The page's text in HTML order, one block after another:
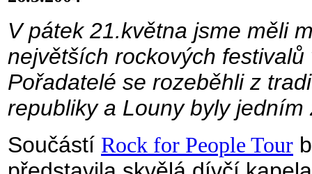
V pátek 21.května jsme měli
největších rockových
Pořadatelé se rozeběhli z
republiky a Louny byly jedním
Součástí Rock for People Tour